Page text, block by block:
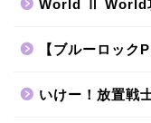
World Ⅱ World
【ブルーロッ
いけー！放置戦